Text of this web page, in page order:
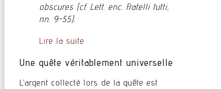
obscures (cf. Lett. enc. Fratelli tutti,
nn. 9-55).
Lire la suite
Une quête véritablement universelle
L’argent collecté lors de la quête est